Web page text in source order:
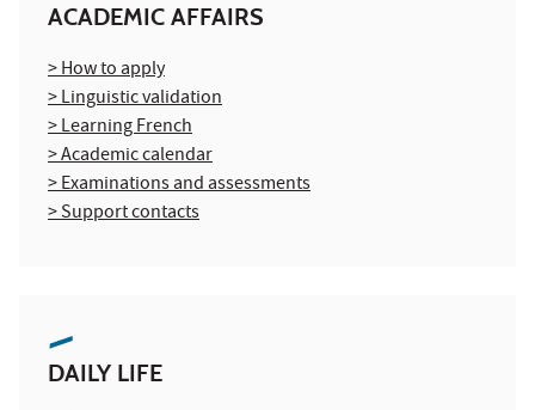
ACADEMIC AFFAIRS
> How to apply
> Linguistic validation
> Learning French
> Academic calendar
> Examinations and assessments
> Support contacts
DAILY LIFE